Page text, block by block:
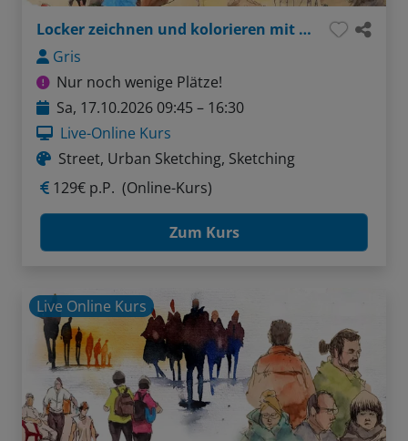
Locker zeichnen und kolorieren mit Aquarell
Gris
Nur noch wenige Plätze!
Sa, 17.10.2026 09:45 – 16:30
Live-Online Kurs
Street, Urban Sketching, Sketching
129€ p.P. (Online-Kurs)
Zum Kurs
Live Online Kurs